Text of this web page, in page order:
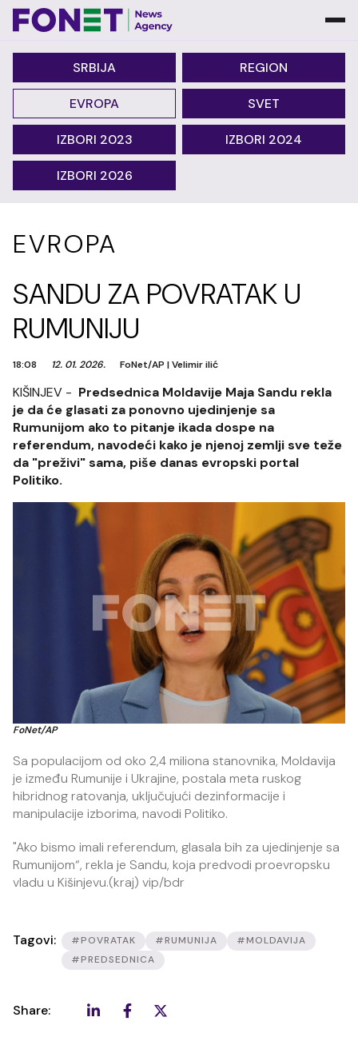
SRBIJA REGION
EVROPA SVET
IZBORI 2023 IZBORI 2024
IZBORI 2026
EVROPA
SANDU ZA POVRATAK U
RUMUNIJU
18:08 12. 01. 2026. FoNet/AP|Velimir ilić
KIŠINJEV - Predsednica Moldavije Maja Sandu rekla
je da će glasati za ponovno ujedinjenje sa
Rumunijom ako to pitanje ikada dospe na
referendum, navodeći kako je njenoj zemlji sve teže
da "preživi" sama, piše danas evropski portal
Politiko.
FoNet/AP
Sa populacijom od oko 2,4 miliona stanovnika, Moldavija
je između Rumunije i Ukrajine, postala meta ruskog
hibridnog ratovanja, uključujući dezinformacije i
manipulacije izborima, navodi Politiko.
"Ako bismo imali referendum, glasala bih za ujedinjenje sa
Rumunijom“, rekla je Sandu, koja predvodi proevropsku
vladu u Kišinjevu.(kraj) vip/bdr
Tagovi: #POVRATAK #RUMUNIJA
#MOLDAVIJA
#PREDSEDNICA
Share: